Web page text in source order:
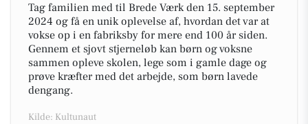
Tag familien med til Brede Værk den 15. september
2024 og få en unik oplevelse af, hvordan det var at
vokse op i en fabriksby for mere end 100 år siden.
Gennem et sjovt stjerneløb kan børn og voksne
sammen opleve skolen, lege som i gamle dage og
prøve kræfter med det arbejde, som børn lavede
dengang.
Kilde: Kultunaut